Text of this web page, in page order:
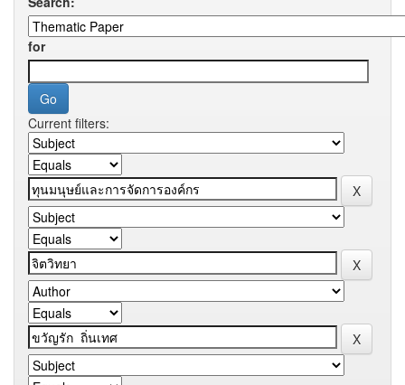
for
Current filters: